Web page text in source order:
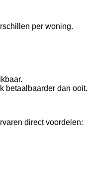
per woning.
betaalbaarder dan ooit.
direct voordelen: